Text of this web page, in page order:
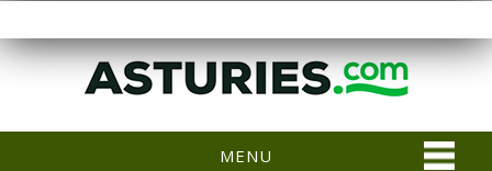
MENU